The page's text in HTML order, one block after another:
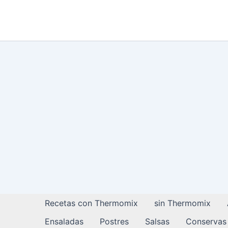
Recetas con Thermomix sin Thermomix
Ensaladas
Postres Salsas Conservas